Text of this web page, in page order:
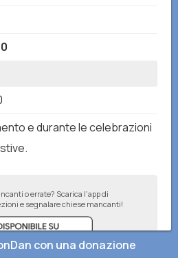
e durante le celebrazioni
o errate? Scarica l'app di
e segnalare chiese mancanti!
con una donazione